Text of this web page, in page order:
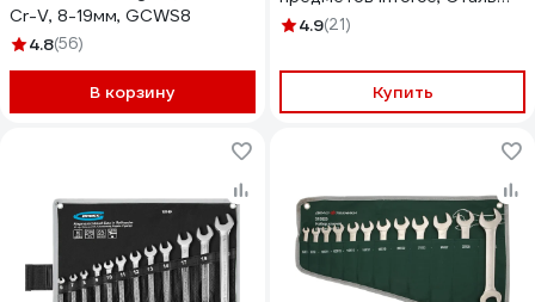
Cr-V, 8-19мм, GCWS8
4.8(56)
В корзину
Cr-V, 8-19мм,
86
4.9(21)
Купить